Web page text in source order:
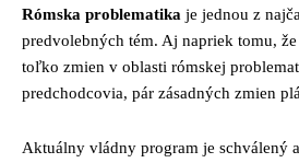
Rómska problematika je jednou z
predvolebných tém. Aj napriek tomu,
toľko zmien v oblasti rómskej
predchodcovia, pár zásadných zmien
Aktuálny vládny program je schválený